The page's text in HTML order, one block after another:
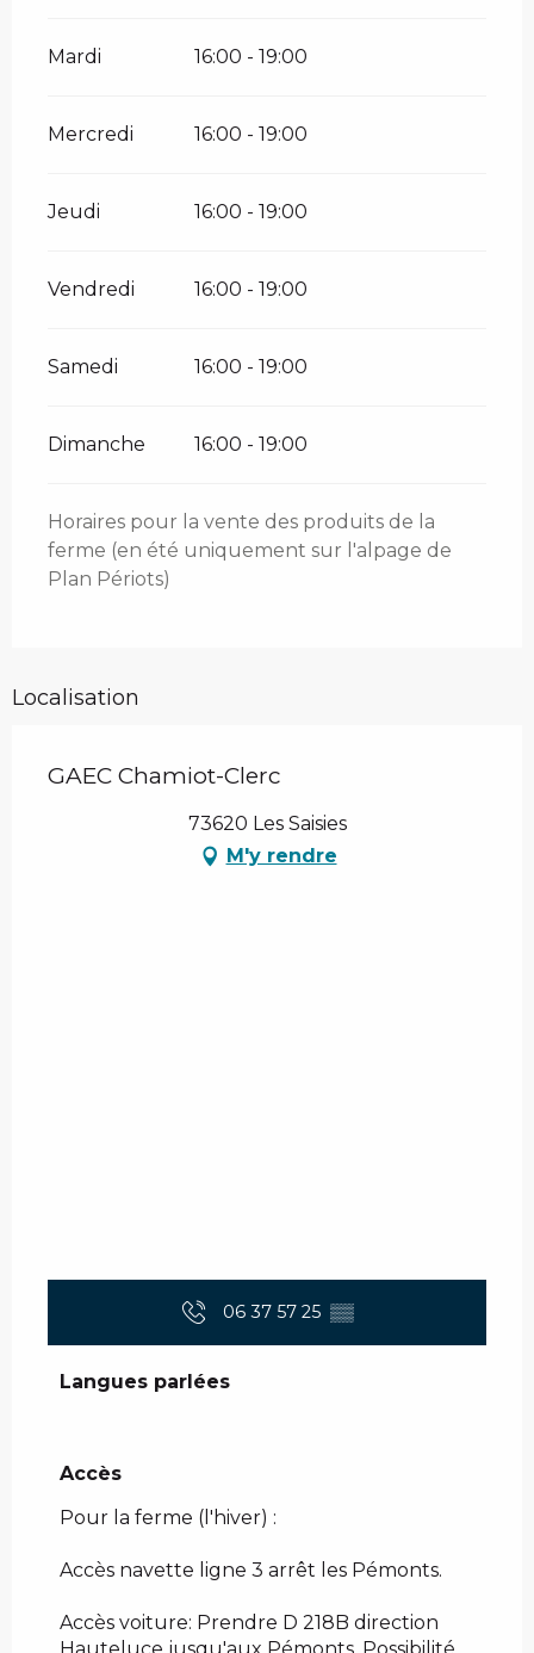
Mardi 16:00 - 19:00
Mercredi 16:00 - 19:00
Jeudi 16:00 - 19:00
Vendredi 16:00 - 19:00
Samedi 16:00 - 19:00
Dimanche 16:00 - 19:00
Horaires pour la vente des produits de la
ferme (en été uniquement sur l'alpage de
Plan Périots)
Localisation
GAEC Chamiot-Clerc
73620 Les Saisies
M'y rendre
06 37 57 25 ▒▒
Langues parlées
Langues parlées
Accès
Accès
Pour la ferme (l'hiver) :
Accès navette ligne 3 arrêt les Pémonts.
Accès voiture: Prendre D 218B direction